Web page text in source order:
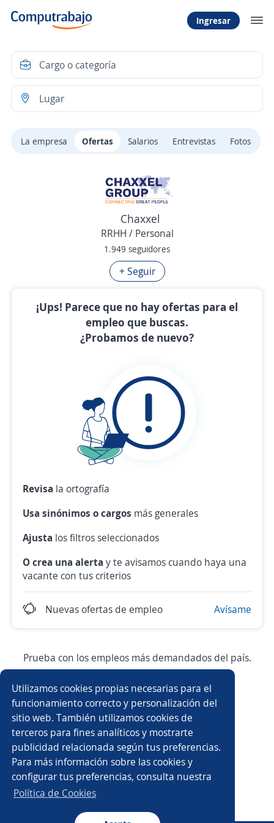
Utilizamos cookies propias necesarias para el
funcionamiento correcto y personalización del
sitio web. También utilizamos cookies de
terceros para fines analíticos y mostrarte
publicidad relacionada según tus preferencias.
Para más información sobre las cookies y
configurar tus preferencias, consulta nuestra
Política de Cookies
Ingresar
La empresa Ofertas Salarios Entrevistas Fotos
Chaxxel
RRHH / Personal
1.949 seguidores
+ Seguir
¡Ups! Parece que no hay ofertas para el
empleo que buscas.
¿Probamos de nuevo?
Revisa la ortografía
Usa sinónimos o cargos más generales
Ajusta los filtros seleccionados
O crea una alerta y te avisamos cuando haya una
vacante con tus criterios
Nuevas ofertas de empleo Avísame
Prueba con los empleos más demandados del país.
Vendedor/a Asesor/a comercial
Ejecutivo/a comercial Elaborador/a
Técnico/a de mantenimiento Almacenista
Operario/a Técnico/a Administrativo/a
Atención al cliente